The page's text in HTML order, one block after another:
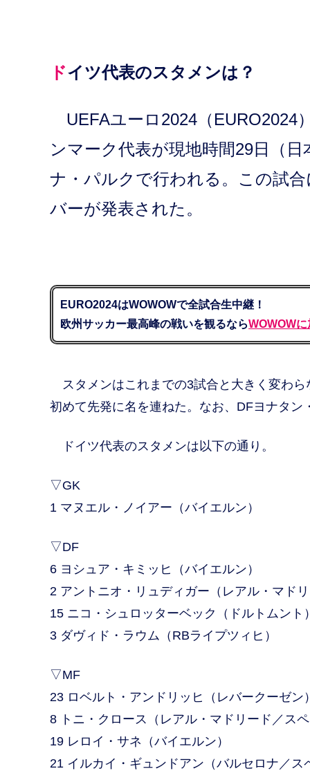
ドイツ代表のスタメンは？
UEFAユーロ2024（EURO2024
ンマーク代表が現地時間29日（
ナ・パルクで行われる。この試
バーが発表された。
EURO2024はWOWOWで全試合生中継！
欧州サッカー最高峰の戦いを観るならWOWOWに
スタメンはこれまでの3試合と大きく変わ
初めて先発に名を連ねた。なお、DFヨナタ
ドイツ代表のスタメンは以下の通り。
▽GK
1 マヌエル・ノイアー（バイエルン）
▽DF
6 ヨシュア・キミッヒ（バイエルン）
2 アントニオ・リュディガー（レアル・マド
15 ニコ・シュロッターベック（ドルトムント
3 ダヴィド・ラウム（RBライプツィヒ）
▽MF
23 ロベルト・アンドリッヒ（レバークーゼン
8 トニ・クロース（レアル・マドリード／ス
19 レロイ・サネ（バイエルン）
21 イルカイ・ギュンドアン（バルセロナ／ス